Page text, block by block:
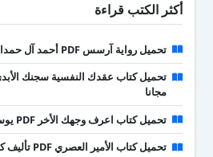
أكثر الكتب قراءة
تحميل رواية آرسس PDF أحمد آل حمدان
مجانا
تحميل كتاب اعرف وجهك الأخر PDF يوسف الحسني
تحميل كتاب الأمير العصري PDF تأليف كارنز لورد كامل مجانا